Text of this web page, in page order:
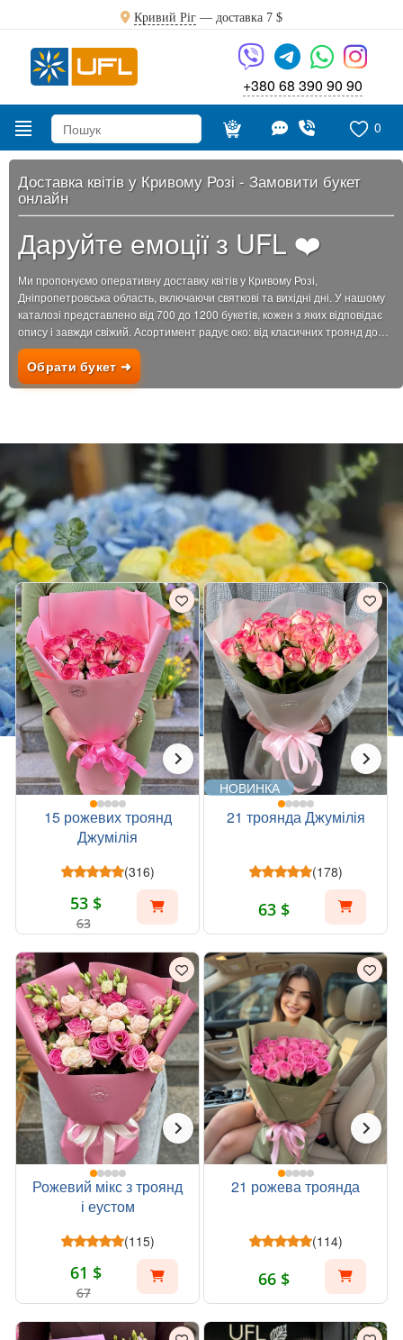
Кривий Ріг — доставка 7 $
+380 68 390 90 90
0
Доставка квітів у Кривому Розі - Замовити букет
онлайн
Даруйте емоції з UFL ❤️
Ми пропонуємо оперативну доставку квітів у Кривому Розі,
Дніпропетровська область, включаючи святкові та вихідні дні. У нашому
каталозі представлено від 700 до 1200 букетів, кожен з яких відповідає
опису і завжди свіжий. Асортимент радує око: від класичних троянд до
екзотичних композицій. Ціни на...
Обрати букет ➜
Дніпропетровська область Доставка квітів Кривий Ріг
РОЖЕВІ БУКЕТИ ДЛЯ НЕЇ В КРИВИЙ РІГ
Всі рожеві букети
15 рожевих троянд
Джумілія
(316)
53 $
63
НОВИНКА
21 троянда Джумілія
(178)
63 $
Рожевий мікс з троянд
і еустом
(115)
61 $
67
21 рожева троянда
(114)
66 $